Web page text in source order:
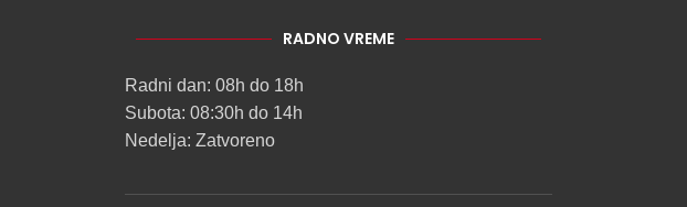
RADNO VREME
Radni dan: 08h do 18h
Subota: 08:30h do 14h
Nedelja: Zatvoreno